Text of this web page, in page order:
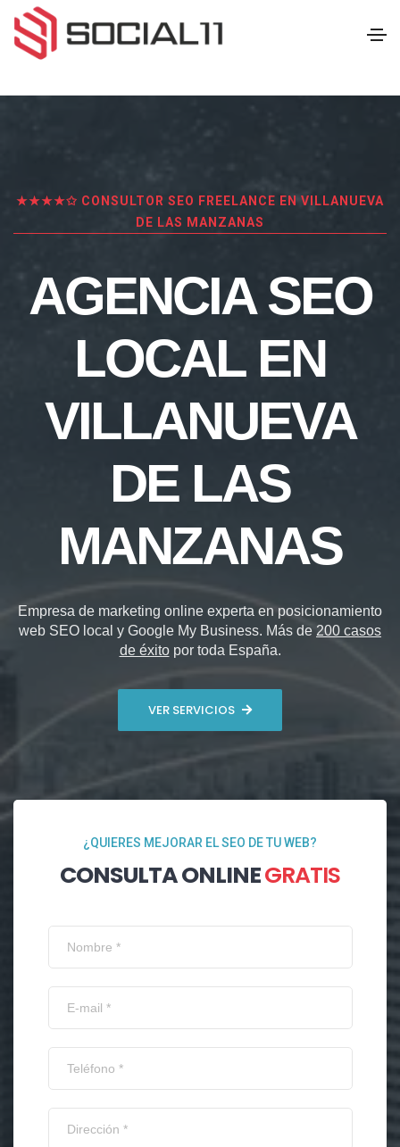
★★★★✩ CONSULTOR SEO FREELANCE EN VILLANUEVA
DE LAS MANZANAS
AGENCIA SEO
LOCAL EN
VILLANUEVA
DE LAS
MANZANAS
Empresa de marketing online experta en posicionamiento
web SEO local y Google My Business. Más de 200 casos
de éxitopor toda España.
VER SERVICIOS
¿QUIERES MEJORAR EL SEO DE TU WEB?
CONSULTA ONLINEGRATIS